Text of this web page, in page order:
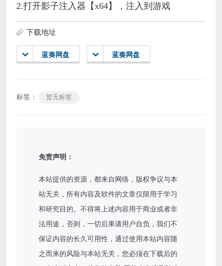
2.打开影子注入器【x64】，注入到游戏
下载地址
蓝奏网盘 蓝奏网盘
标签： 暂无标签
免责声明：
本站提供的资源，都来自网络，版权争议与本
站无关，所有内容及软件的文章仅限用于学习
和研究目的。不得将上述内容用于商业或者非
法用途，否则，一切后果请用户自负，我们不
保证内容的长久可用性，通过使用本站内容随
之而来的风险与本站无关，您必须在下载后的